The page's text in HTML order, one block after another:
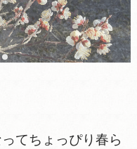
てちょっぴり春ら